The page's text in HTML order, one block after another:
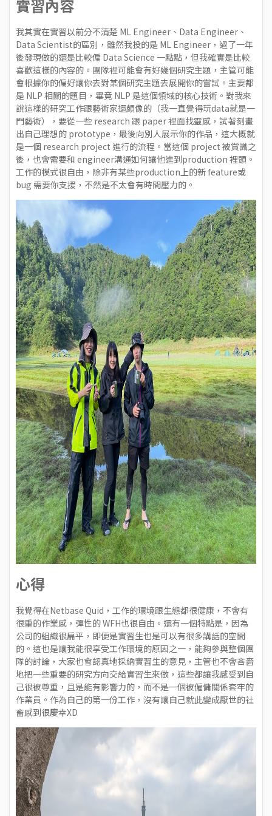
實習內容
我其實在實習以前分不清楚 ML Engineer、Data Engineer、
Data Scientist的區別，雖然我投的是 ML Engineer，過了一年
後發現做的還是比較偏 Data Science 一點點，但我確實是比較
喜歡這樣的內容的。團隊裡可能會有好幾個研究主題，主管可能
會根據你的偏好讓你去對某個研究主題去展開你的嘗試。主要都
是 NLP 相關的題目，畢竟 NLP 是這個領域的核心技術。對我來
說這樣的研究工作跟藝術家還頗像的（我一直覺得玩data就是一
門藝術），要從一些 research 跟 paper 裡面找靈感，試著刻畫
出自己理想的 prototype，最後向別人展示你的作品，這大概就
是一個 research project 進行的流程。當這個 project 被賞識之
後，也會需要和 engineer溝通如何讓他進到production 裡頭。
工作的模式很自由，除非有某些production上的新 feature或
bug 需要你支援，不然是不太會有時間壓力的。
心得
我覺得在Netbase Quid，工作的環境跟生態都很健康，不會有
很重的作業感，彈性的 WFH也很自由。還有一個特點是，因為
公司的組織很扁平，即便是實習生也是可以有很多講話的空間
的。這也是讓我能很享受工作環境的原因之一，能夠參與整個團
隊的討論，大家也會認真地採納實習生的意見，主管也不會吝嗇
地把一些重要的研究方向交給實習生來做，這些都讓我感受到自
己很被尊重，且是能有影響力的，而不是一個被僱傭關係套牢的
作業員。作為自己的第一份工作，沒有讓自己就此變成厭世的社
畜感到很慶幸XD